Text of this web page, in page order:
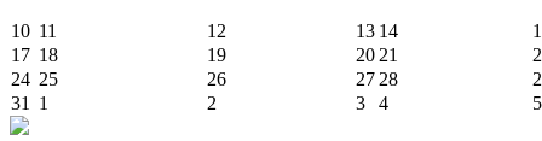
10 11 12 13 14
17 18 19 2021
24 25 26 2728
31 1 2 3 4 5